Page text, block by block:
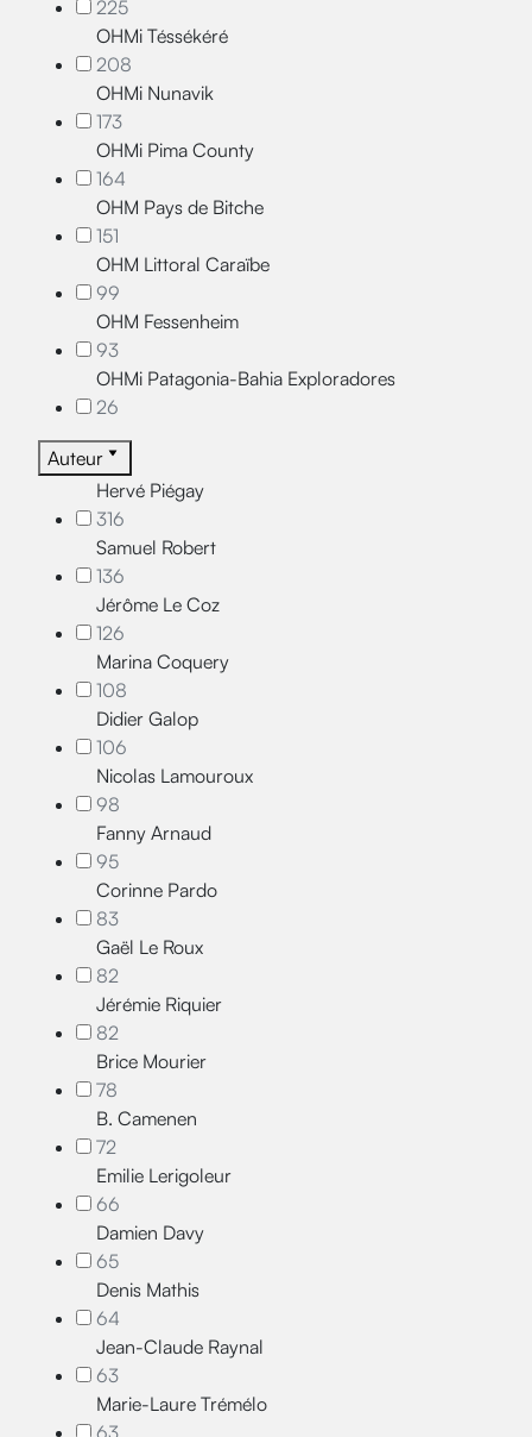
225
OHMi Téssékéré
208
OHMi Nunavik
173
OHMi Pima County
164
OHM Pays de Bitche
151
OHM Littoral Caraïbe
99
OHM Fessenheim
93
OHMi Patagonia-Bahia Exploradores
26
Auteur
Hervé Piégay
316
Samuel Robert
136
Jérôme Le Coz
126
Marina Coquery
108
Didier Galop
106
Nicolas Lamouroux
98
Fanny Arnaud
95
Corinne Pardo
83
Gaël Le Roux
82
Jérémie Riquier
82
Brice Mourier
78
B. Camenen
72
Emilie Lerigoleur
66
Damien Davy
65
Denis Mathis
64
Jean-Claude Raynal
63
Marie-Laure Trémélo